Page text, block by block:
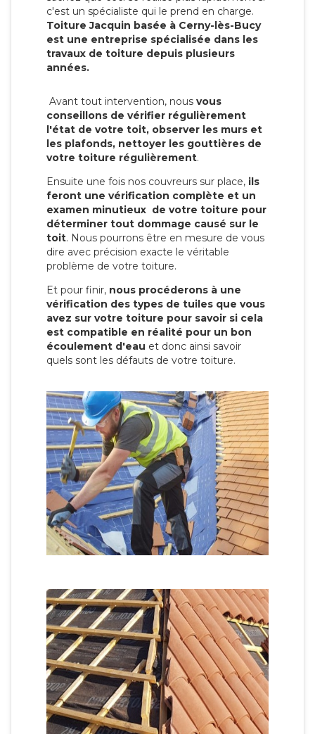
c'est un spécialiste qui le prend en charge.
Toiture Jacquin basée à Cerny-lès-Bucy
est une entreprise spécialisée dans les
travaux de toiture depuis plusieurs
années.
Avant tout intervention, nous vous
conseillons de vérifier régulièrement
l'état de votre toit, observer les murs et
les plafonds, nettoyer les gouttières de
votre toiture régulièrement.
Ensuite une fois nos couvreurs sur place, ils
feront une vérification complète et un
examen minutieux de votre toiture pour
déterminer tout dommage causé sur le
toit. Nous pourrons être en mesure de vous
dire avec précision exacte le véritable
problème de votre toiture.
Et pour finir, nous procéderons à une
vérification des types de tuiles que vous
avez sur votre toiture pour savoir si cela
est compatible en réalité pour un bon
écoulement d'eau et donc ainsi savoir
quels sont les défauts de votre toiture.